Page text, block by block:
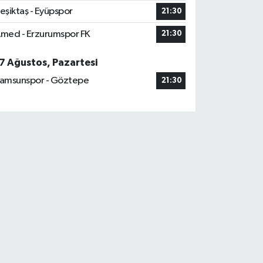
- Eyüpspor 21:30
- Erzurumspor FK 21:30
Ağustos, Pazartesi
- Göztepe
21:30